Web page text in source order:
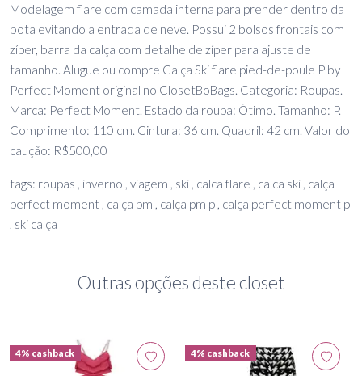
Modelagem flare com camada interna para prender dentro da
bota evitando a entrada de neve. Possui 2 bolsos frontais com
zíper, barra da calça com detalhe de zíper para ajuste de
tamanho. Alugue ou compre Calça Ski flare pied-de-poule P by
Perfect Moment original no ClosetBoBags. Categoria: Roupas.
Marca: Perfect Moment. Estado da roupa: Ótimo. Tamanho: P.
Comprimento: 110 cm. Cintura: 36 cm. Quadril: 42 cm. Valor do
caução: R$500,00
tags: roupas , inverno , viagem , ski , calca flare , calca ski , calça
perfect moment , calça pm , calça pm p , calça perfect moment p
, ski calça
Outras opções deste closet
4% cashback 4% cashback